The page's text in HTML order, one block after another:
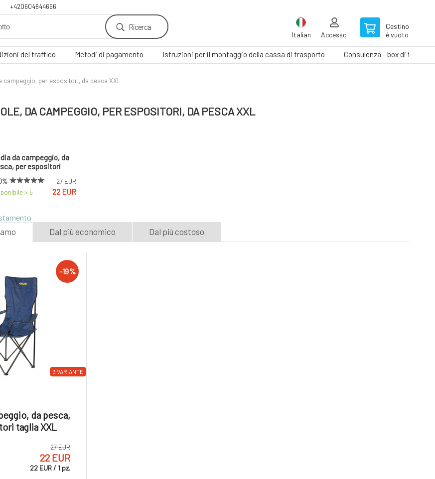
+420604844666
Ricerca
Italian Accesso
Cestino
è vuoto
del traffico Metodi di pagamento Istruzioni per il montaggio della cassa di trasporto Consulenza - box di
campeggio, per espositori, da pesca XXL
DA CAMPEGGIO, PER ESPOSITORI, DA PESCA XXL
da campeggio, da
per espositori
XXL
> 5
27 EUR
22 EUR
Dal più economico Dal più costoso
3 VARIANTE
-19%
da pesca,
taglia XXL
27 EUR
22 EUR
22 EUR/ 1 pz.